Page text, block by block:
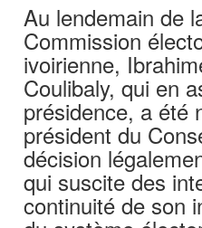
Au lendemain de
Commission
ivoirienne,
Coulibaly, qui en
présidence, a été
président du
décision
qui suscite des
continuité de son